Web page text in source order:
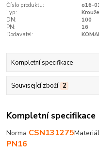
Číslo produktu:
o16-
Typ:
DN:
100
PN:
16
Dodavatel:
Kompletní specifikace
Související zboží 2
Kompletní specifikace
Norma CSN131275Materiál
PN16